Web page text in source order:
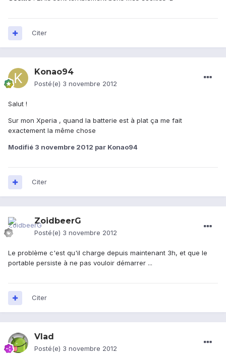
Citer
Konao94
Posté(e) 3 novembre 2012
Salut !
Sur mon Xperia , quand la batterie est à plat ça me fait
exactement la même chose
Modifié 3 novembre 2012 par Konao94
Citer
ZoidbeerG
Posté(e) 3 novembre 2012
Le problème c'est qu'il charge depuis maintenant 3h, et que le
portable persiste à ne pas vouloir démarrer ...
Citer
Vlad
Posté(e) 3 novembre 2012